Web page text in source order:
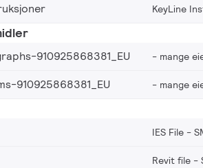
KeyLine
910925868381_EU mange
910925868381_EU
mange
IES File -
Revit file -